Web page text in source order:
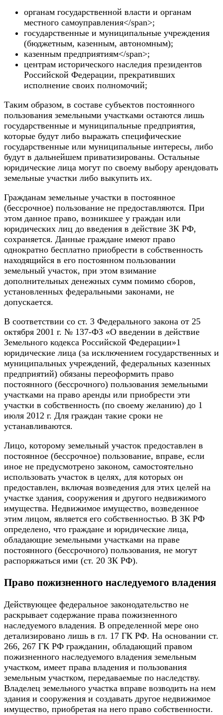
органам государственной власти и органам
местного самоуправления</span>;
государственные и муниципальные учреждения
(бюджетным, казенным, автономным);
казенным предприятиям</span>;
центрам исторического наследия президентов
Российской Федерации, прекративших
исполнение своих полномочий;
Таким образом, в составе субъектов постоянного
пользования земельными участками остаются лишь
государственные и муниципальные предприятия,
которые будут либо выражать специфические
государственные или муниципальные интересы, либо
будут в дальнейшем приватизированы. Остальные
юридические лица могут по своему выбору арендовать
земельные участки либо выкупить их.
Гражданам земельные участки в постоянное
(бессрочное) пользование не предоставляются. При
этом данное право, возникшее у граждан или
юридических лиц до введения в действие ЗК РФ,
сохраняется. Данные граждане имеют право
однократно бесплатно приобрести в собственность
находящийся в его постоянном пользовании
земельный участок, при этом взимание
дополнительных денежных сумм помимо сборов,
установленных федеральными законами, не
допускается.
В соответствии со ст. 3 Федерального закона от 25
октября 2001 г. № 137-ФЗ «О введении в действие
Земельного кодекса Российской Федерации»1
юридические лица (за исключением государственных и
муниципальных учреждений, федеральных казенных
предприятий) обязаны переоформить право
постоянного (бессрочного) пользования земельными
участками на право аренды или приобрести эти
участки в собственность (по своему желанию) до 1
июля 2012 г. Для граждан такие сроки не
устанавливаются.
Лицо, которому земельный участок предоставлен в
постоянное (бессрочное) пользование, вправе, если
иное не предусмотрено законом, самостоятельно
использовать участок в целях, для которых он
предоставлен, включая возведения для этих целей на
участке здания, сооружения и другого недвижимого
имущества. Недвижимое имущество, возведенное
этим лицом, является его собственностью. В ЗК РФ
определено, что граждане и юридические лица,
обладающие земельными участками на праве
постоянного (бессрочного) пользования, не могут
распоряжаться ими (ст. 20 ЗК РФ).
Право пожизненного наследуемого владения
Действующее федеральное законодательство не
раскрывает содержание права пожизненного
наследуемого владения. В определенной мере оно
детализировано лишь в гл. 17 ГК РФ. На основании ст.
266, 267 ГК РФ гражданин, обладающий правом
пожизненного наследуемого владения земельным
участком, имеет права владения и пользования
земельным участком, передаваемые по наследству.
Владелец земельного участка вправе возводить на нем
здания и сооружения и создавать другое недвижимое
имущество, приобретая на него право собственности.